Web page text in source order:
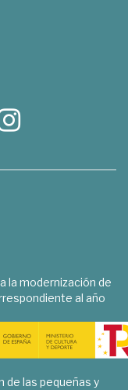
la modernización de
al año
de las pequeñas y